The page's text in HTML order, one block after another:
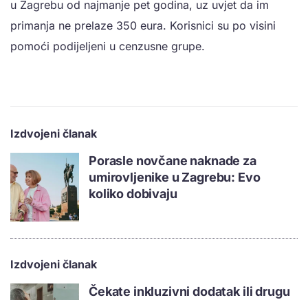
u Zagrebu od najmanje pet godina, uz uvjet da im
primanja ne prelaze 350 eura. Korisnici su po visini
pomoći podijeljeni u cenzusne grupe.
Izdvojeni članak
Porasle novčane naknade za
umirovljenike u Zagrebu: Evo
koliko dobivaju
Izdvojeni članak
Čekate inkluzivni dodatak ili drugu